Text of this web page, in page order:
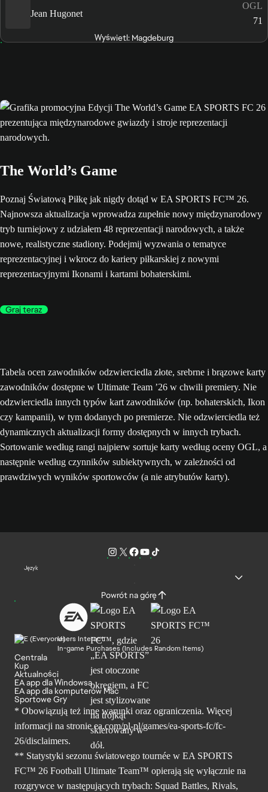
Jean Hugonet
OGL
71
Wyświetl: Magdeburg
The World’s Game
Poznaj Światową Piłkę jak nigdy dotąd w EA SPORTS FC™ 26.
Najnowsza aktualizacja wprowadza zupełnie nowy międzynarodowy
tryb turniejowy z udziałem 48 reprezentacji narodowych, a także
nowe, realistyczne stadiony. Podejmij wyzwania o tematyce
reprezentacyjnej i wkrocz do kariery piłkarskiej z nowymi
reprezentacyjnymi Ikonami i kartami bohaterskimi.
Graj teraz
Tabela ocen zawodników odzwierciedla złote, srebrne i brązowe karty
zawodników dostępne w Ultimate Team ’26 w chwili premiery. Nie
odzwierciedla innych typów kart zawodników (np. bohaterskich, Ikon
czy kampanii), w tym dodanych po premierze. Nie odzwierciedla też
dynamicznych aktualizacji formy dostępnych w innych trybach.
Sortowanie według rangi najpierw sortuje karty według oceny OGL, a
następnie według czynników subiektywnych, w zależności od
prawdziwych wyników sportowców (a nie atrybutów karty).
Język
Powrót na górę
Users Interact
In-game Purchases (Includes Random Items)
Centrala
Kup
Aktualności
EA app dla Windowsa
EA app dla komputerów Mac
Sportowe Gry
* Obowiązują też inne warunki oraz ograniczenia. Więcej
informacji na stronie ea.com/pl-pl/games/ea-sports-fc/fc-
26/disclaimers.
** Statystyki sezonu światowego tournée w EA SPORTS
FC™ 26 Football Ultimate Team™ opierają się wyłącznie na
rozgrywce w następujących trybach: Squad Battles, Rivals,